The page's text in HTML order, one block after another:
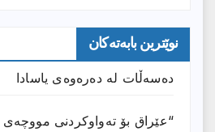
نوێترین بابەتەکان
دەسەڵات لە دەرەوەی یاسادا